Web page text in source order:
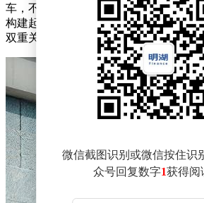
车，不仅以德系品质为内核，更通过与
构建起产品力与服务体系的双重竞争力
双重关注。
微信截图识别或微信按住识
众号回复数字1获得阅